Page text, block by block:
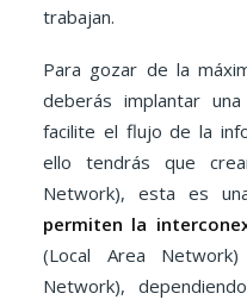
trabajan.
Para gozar de la
deberás implantar una
facilite el flujo de la
ello tendrás que
Network), esta es
permiten la
(Local Area
Network),